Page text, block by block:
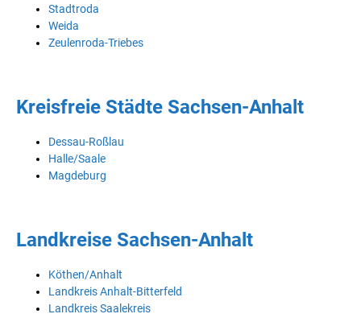
Stadtroda
Weida
Zeulenroda-Triebes
Kreisfreie Städte Sachsen-Anhalt
Dessau-Roßlau
Halle/Saale
Magdeburg
Landkreise Sachsen-Anhalt
Köthen/Anhalt
Landkreis Anhalt-Bitterfeld
Landkreis Saalekreis